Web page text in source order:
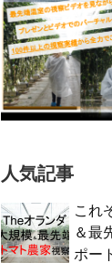
人気記事
これ
＆最
ポー